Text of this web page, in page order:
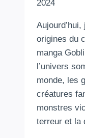
2024
origines du
manga
l’univers
monde, les
créatures
monstres
terreur et la